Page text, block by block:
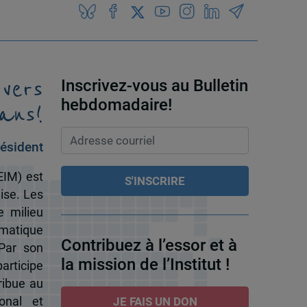
est
Les
milieu
son
au
et
Inscrivez-vous au Bulletin
hebdomadaire!
Contribuez à l’essor et à
la mission de l’Institut !
JE FAIS UN DON